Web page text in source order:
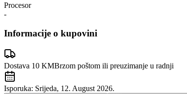
Procesor
-
Informacije o kupovini
Dostava 10 KMBrzom poštom ili preuzimanje u radnji
Isporuka: Srijeda, 12. August 2026.